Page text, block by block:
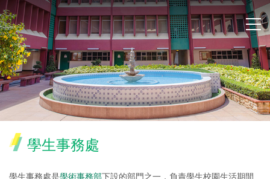
學生事務處
學生事務處是學術事務部下設的部門之一，負責學生校園生活期間